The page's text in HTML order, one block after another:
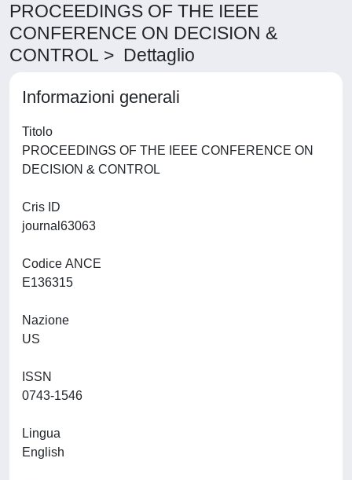
PROCEEDINGS OF THE IEEE
CONFERENCE ON DECISION &
CONTROL > Dettaglio
Informazioni generali
Titolo
PROCEEDINGS OF THE IEEE CONFERENCE ON
Cris ID
Codice ANCE
Nazione
ISSN
Lingua